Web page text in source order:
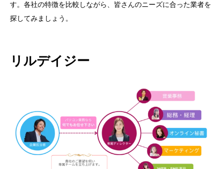
す。各社の特徴を比較しながら、皆さんのニーズに合った業者を
探してみましょう。
リルデイジー